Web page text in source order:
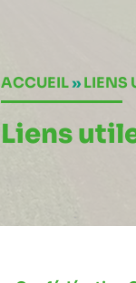
ACCUEIL»LIENS
Liens